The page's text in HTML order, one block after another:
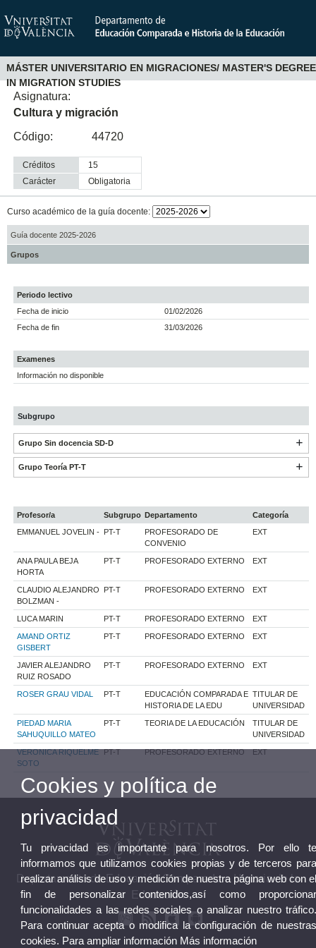
MÁSTER UNIVERSITARIO EN MIGRACIONES/ MASTER'S DEGREE
IN MIGRATION STUDIES
Asignatura:
Cultura y migración
Código:
44720
Créditos
15
Carácter
obligatoria
Curso académico de la guía docente:
Guía docente 2025-2026
Grupos
Periodo lectivo
Fecha de inicio
01/02/2026
Fecha de fin
31/03/2026
Examenes
Información no disponible
Subgrupo
Grupo Sin docencia SD-D
Grupo Teoría PT-T
Profesor/a Subgrupo Departamento
Categoría
EMMANUEL JOVELIN - PT-T
PROFESORADO DE
CONVENIO
EXT
ANA PAULA BEJA
HORTA
PT-T PROFESORADO EXTERNO EXT
CLAUDIO ALEJANDRO
BOLZMAN -
PT-T PROFESORADO EXTERNO EXT
LUCA MARIN PT-T PROFESORADO EXTERNO EXT
AMAND ORTIZ
GISBERT
PT-T PROFESORADO EXTERNO EXT
JAVIER ALEJANDRO
RUIZ ROSADO
PT-T PROFESORADO EXTERNO EXT
ROSER GRAU VIDAL PT-T
EDUCACIÓN COMPARADA E
HISTORIA DE LA EDU
TITULAR DE
UNIVERSIDAD
PIEDAD MARIA
SAHUQUILLO MATEO
PT-T TEORIA DE LA EDUCACIÓN
TITULAR DE
UNIVERSIDAD
VERONICA RIQUELME
SOTO
PT-T PROFESORADO EXTERNO EXT
Departamento de Educación Comparada e Historia de la
Educación
Cookies y política de
privacidad
Tu privacidad es importante para nosotros. Por ello
informamos que utilizamos cookies propias y de terceros
realizar análisis de uso y medición de nuestra página web con
fin de personalizar contenidos,así como
funcionalidades a las redes sociales o analizar nuestro
Para continuar acepta o modifica la configuración de
cookies. Para ampliar información Más información